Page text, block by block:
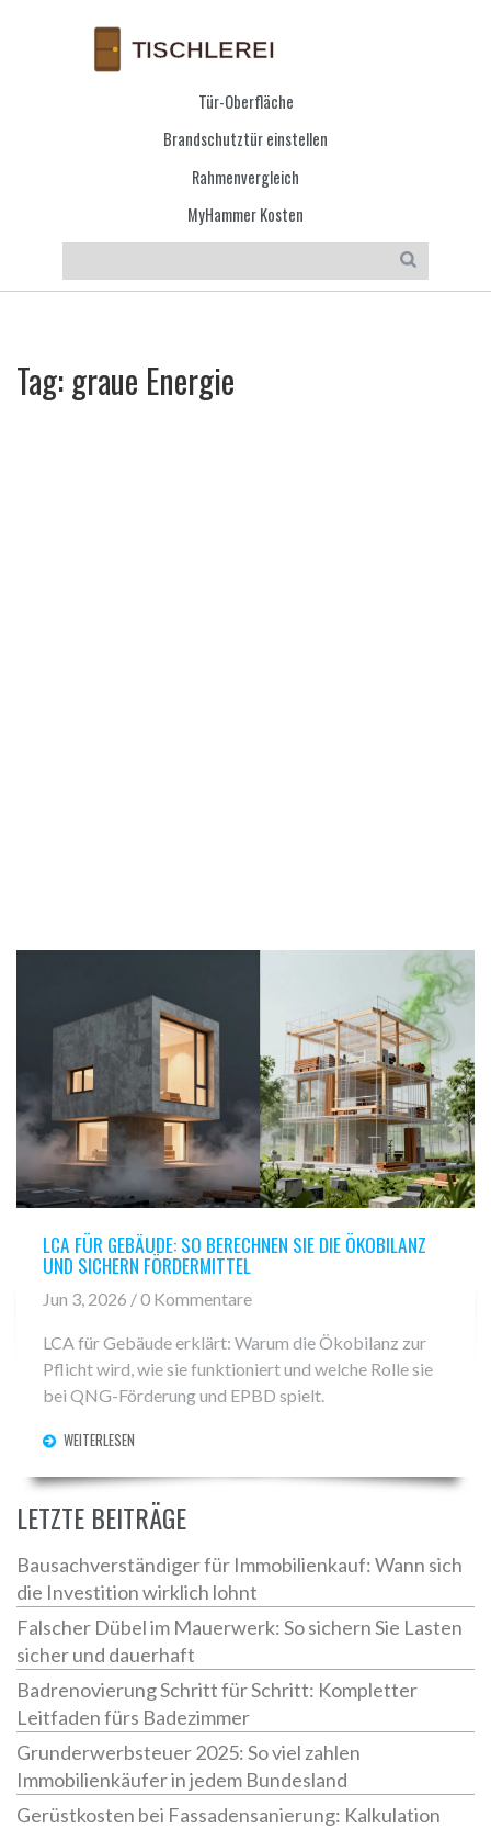
Tür-Oberfläche
Brandschutztür einstellen
Rahmenvergleich
MyHammer Kosten
Tag: graue Energie
LCA FÜR GEBÄUDE: SO BERECHNEN SIE DIE ÖKOBILANZ
UND SICHERN FÖRDERMITTEL
Jun 3, 2026 / 0 Kommentare
LCA für Gebäude erklärt: Warum die Ökobilanz zur
Pflicht wird, wie sie funktioniert und welche Rolle sie
bei QNG-Förderung und EPBD spielt.
WEITERLESEN
LETZTE BEITRÄGE
Bausachverständiger für Immobilienkauf: Wann sich
die Investition wirklich lohnt
Falscher Dübel im Mauerwerk: So sichern Sie Lasten
sicher und dauerhaft
Badrenovierung Schritt für Schritt: Kompletter
Leitfaden fürs Badezimmer
Grunderwerbsteuer 2025: So viel zahlen
Immobilienkäufer in jedem Bundesland
Gerüstkosten bei Fassadensanierung: Kalkulation